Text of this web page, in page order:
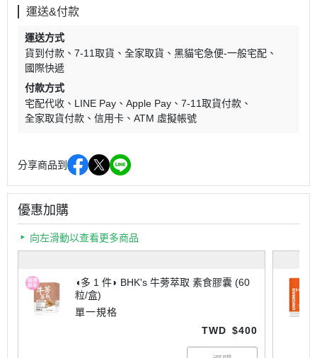
運送&付款
運送方式
貨到付款
7-11取貨 全家取貨
黑貓宅急便-一般宅配
國際快遞
付款方式
宅配代收
LINE Pay Apple Pay
7-11取貨付款
全家取貨付款
信用卡 ATM 虛擬帳號
分享商品到
優惠加購
向左滑動以查看更多商品
◖多 1 件◗ BHK's 牛蒡萃取 素食膠囊 (60
粒/盒)
單一規格
TWD $400